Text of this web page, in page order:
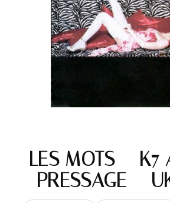
LES MOTS – K7
PRESSAGE –